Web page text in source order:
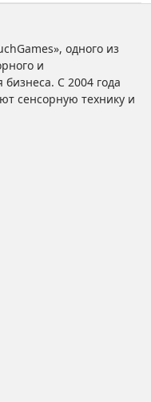
одного из
и
С 2004 года
сенсорную технику и